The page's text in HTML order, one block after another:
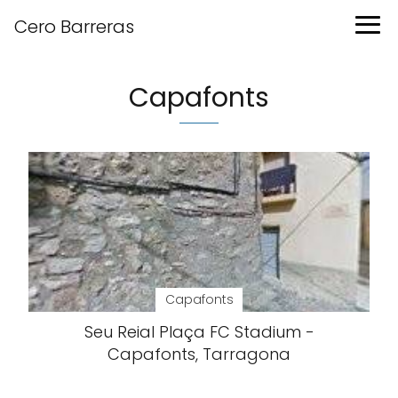
Cero Barreras
Capafonts
Capafonts
Seu Reial Plaça FC Stadium -
Capafonts, Tarragona